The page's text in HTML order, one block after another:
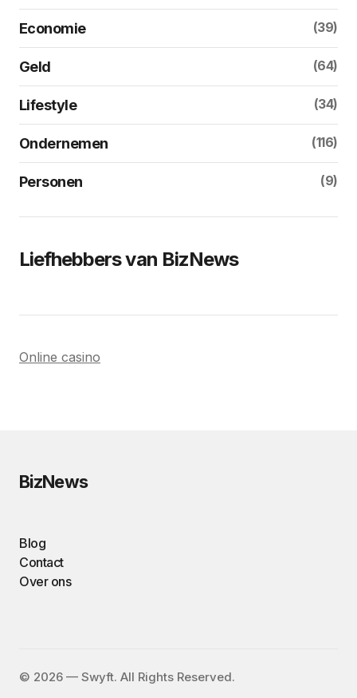
Economie (39)
Geld (64)
Lifestyle (34)
Ondernemen (116)
Personen (9)
Liefhebbers van BizNews
Online casino
BizNews
Blog
Contact
Over ons
©️ 2026 — Swyft. All Rights Reserved.